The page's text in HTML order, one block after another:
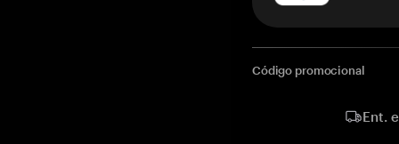
Código promocional
Ent.